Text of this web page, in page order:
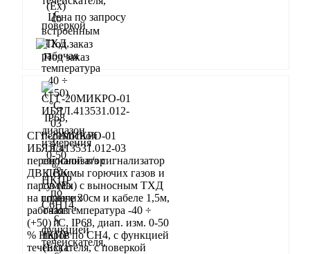
Цена по запросу
Под заказ
СГГ-20МИКРО-01
ИБЯЛ.413531.012-03
переносной в/з сигнализатор
ДВК суммы горючих газов и
паров (Ex) с выносным ТХД
на штанге 30см и кабеле 1,5м,
рабочая температура -40 ÷
(+50) °С, IP68, диап. изм. 0-50
% НКПР по СН4, с функцией
течеискателя, с поверкой